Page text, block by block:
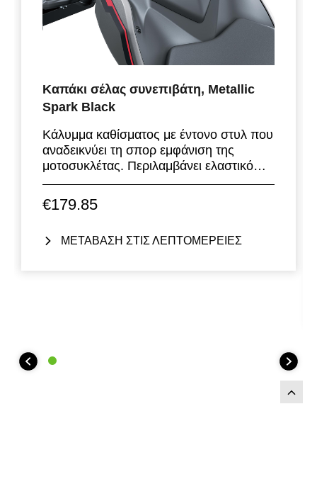
Καπάκι σέλας συνεπιβάτη, Metallic
Spark Black
Κάλυμμα καθίσματος με έντονο στυλ που
αναδεικνύει τη σπορ εμφάνιση της
μοτοσυκλέτας. Περιλαμβάνει ελαστικό
μαξιλάρι. Διατίθεται σε σχεδόν όλα τα
εργοστασιακά χρώματα. Αντικαθιστά το
κάθισμα του συνεπιβάτη στα μοντέλα
€179.85
ΜΕΤΑΒΑΣΗ ΣΤΙΣ ΛΕΠΤΟΜΕΡΕΙΕΣ